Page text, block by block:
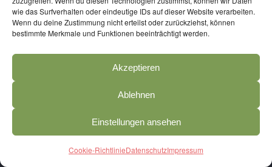
wie das Surfverhalten oder eindeutige IDs auf dieser Website verarbeiten.
Wenn du deine Zustimmung nicht erteilst oder zurückziehst, können
bestimmte Merkmale und Funktionen beeinträchtigt werden.
Akzeptieren
Ablehnen
Einstellungen ansehen
Cookie-RichtlinieDatenschutzImpressum
TRAINING & PREISE
Training buchen
Workshops buchen
Salva SPORTS APP holen